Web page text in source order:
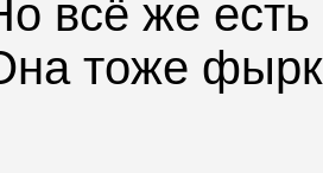
всё же
тоже